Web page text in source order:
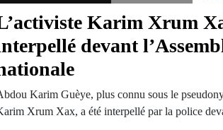
Karim Xrum
devant
Karim Guèye, plus connu sous le
Xrum Xax, a été interpellé par la police